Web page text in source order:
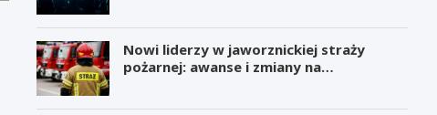
Nowi liderzy w jaworznickiej straży
pożarnej: awanse i zmiany na